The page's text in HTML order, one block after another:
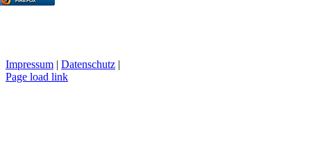
Impressum | Datenschutz |
Page load link